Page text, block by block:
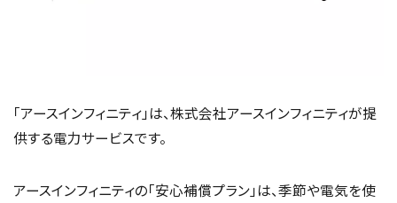
「アースインフィニティ」は、株式会社アースインフィニティが提
供する電力サービスです。
アースインフィニティの「安心補償プラン」は、季節や電気を使